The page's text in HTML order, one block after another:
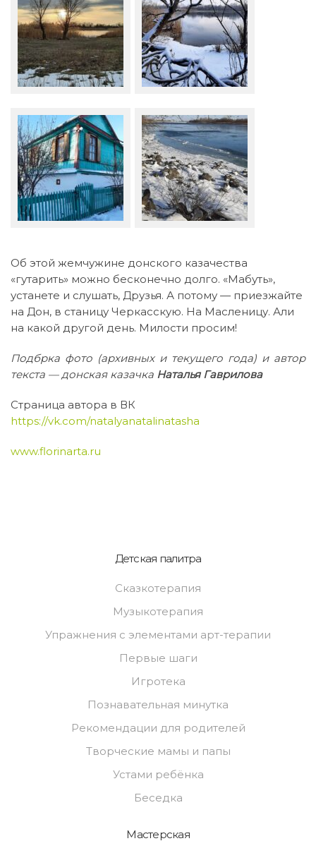
Об этой жемчужине донского казачества
«гутарить» можно бесконечно долго. «Мабуть»,
устанете и слушать, Друзья. А потому — приезжайте
на Дон, в станицу Черкасскую. На Масленицу. Али
на какой другой день. Милости просим!
Подбрка фото (архивных и текущего года) и автор
текста — донская казачка НатальяГаврилова
Страница автора в ВК
https://vk.com/natalyanatalinatasha
www.florinarta.ru
Детская палитра
Сказкотерапия
Музыкотерапия
Упражнения с элементами арт-терапии
Первые шаги
Игротека
Познавательная минутка
Рекомендации для родителей
Творческие мамы и папы
Устами ребёнка
Беседка
Мастерская